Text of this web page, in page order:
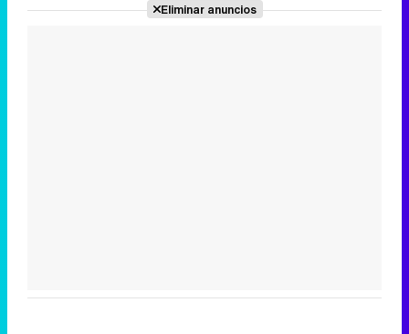
Eliminar anuncios